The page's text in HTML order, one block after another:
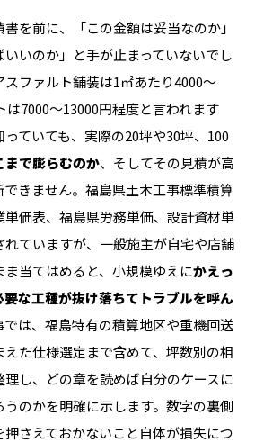
を前に、「この金額は妥当なのか」
いいのか」と手が止まっていないでし
スファルト舗装は1㎡あたり4000〜
は7000〜13000円程度と言われます
ていても、実際の20坪や30坪、100
まで膨らむのか、そしてその見積が高
きません。福島県土木工事標準積算
価表、福島県労務単価、設計資材単
ていますが、一般施主が自宅や店舗
当てはめると、小規模ゆえにかえっ
な工種が抜け落ちてトラブルを呼ん
では、福島特有の積算地区や重機回送
た仕様選定まで含めて、坪数別の相
し、どの章を読めば自分のケースに
のかを明確に示します。数字の裏側
さえておかないこと自体が損失につ